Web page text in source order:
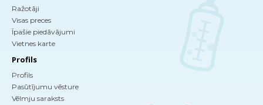
Ražotāji
Visas preces
Īpašie piedāvājumi
Vietnes karte
Profils
Profils
Pasūtījumu vēsture
Vēlmju saraksts